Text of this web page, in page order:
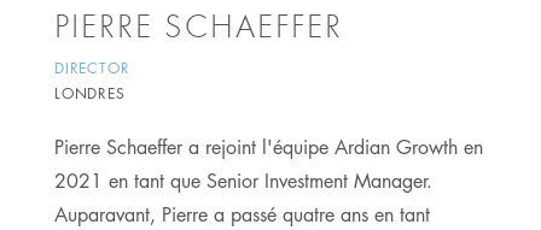
PIERRE SCHAEFFER
DIRECTOR
LONDRES
Pierre Schaeffer a rejoint l'équipe Ardian Growth en
2021 en tant que Senior Investment Manager.
Auparavant, Pierre a passé quatre ans en tant